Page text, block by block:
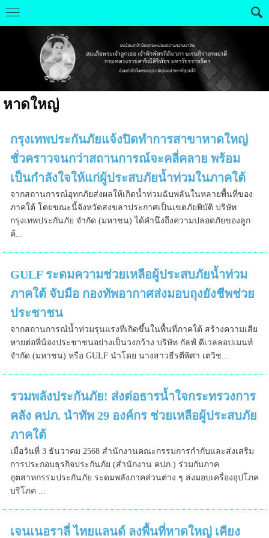
หาดใหญ่
กรุงเทพประกันภัยแจ้งปิดทำการสาขาหาดใหญ่
ชั่วคราวจนกว่าสถานการณ์จะคลี่คลาย พร้อม
เป็นกำลังใจให้แก่ผู้ประสบภัยน้ำท่วมในภาคใต้
จากสถานการณ์อุทกภัยส่งผลให้เกิดน้ำท่วมฉับพลันในหลายพื้นที่ของ
ภาคใต้ โดยขณะนี้จังหวัดสงขลาประกาศเป็นเขตภัยพิบัติ บริษัท
กรุงเทพประกันภัย จำกัด (มหาชน) ได้คำนึงถึงความปลอดภัยของลูก
ค้...
GULF ระดมความช่วยเหลือผู้ประสบภัยน้ำท่วม
ภาคใต้ จับมือ กองทัพอากาศส่งมอบถุงยังชีพช่วย
ประชาชน
จากสถานการณ์น้ำท่วมรุนแรงที่เกิดขึ้นในพื้นที่ภาคใต้ สร้างความเสีย
หายต่อพี่น้องประชาชนอย่างเป็นวงกว้าง บริษัท กัลฟ์ ดีเวลลอปเมนท์
จำกัด (มหาชน) หรือ GULF นำโดย นางสาวธีรตีพิศา เตวิช...
รวมพลังประกันภัย! ส่งต่อธารน้ำใจกระทรวงการ
คลัง คปภ. นำทัพ 29 องค์กร ช่วยเหลือผู้ประสบภัย
ภาคใต้
เมื่อวันที่ 3 ธันวาคม 2568 สำนักงานคณะกรรมการกำกับและส่งเสริม
การประกอบธุรกิจประกันภัย (สำนักงาน คปภ.) ร่วมกับภาค
อุตสาหกรรมประกันภัย ระดมพลังภาคส่วนต่าง ๆ ส่งมอบเครื่องอุปโภค
บริโภค ...
เจนเนอราลี่ ไทยแลนด์ ลงพื้นที่หาดใหญ่ เคียง